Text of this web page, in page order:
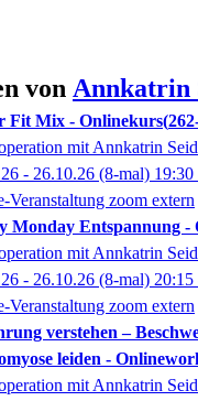
von Annkatrin
Fit Mix - Onlinekurs
mit Annkatrin
- 26.10.26 (8-mal) 19:30
Veranstaltung zoom extern
Monday Entspannung -
mit Annkatrin
- 26.10.26 (8-mal) 20:15
Veranstaltung zoom extern
verstehen –
leiden -
mit Annkatrin